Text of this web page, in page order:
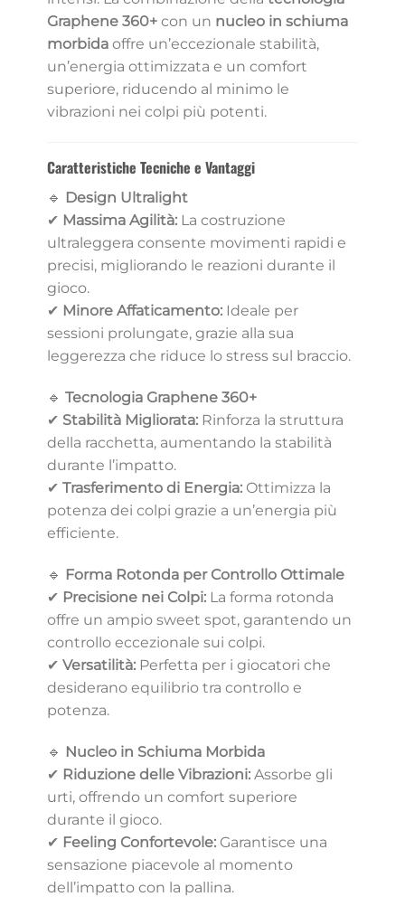
Graphene 360+con un nucleo in schiuma
morbidaoffre un’eccezionale stabilità,
un’energia ottimizzata e un comfort
superiore, riducendo al minimo le
vibrazioni nei colpi più potenti.
Caratteristiche Tecniche e Vantaggi
🔹 Design Ultralight
✔ Massima Agilità:La costruzione
ultraleggera consente movimenti rapidi e
precisi, migliorando le reazioni durante il
gioco.
✔ Minore Affaticamento:Ideale per
sessioni prolungate, grazie alla sua
leggerezza che riduce lo stress sul braccio.
🔹 Tecnologia Graphene 360+
✔ Stabilità Migliorata:Rinforza la struttura
della racchetta, aumentando la stabilità
durante l’impatto.
✔ Trasferimento di Energia:Ottimizza la
potenza dei colpi grazie a un’energia più
efficiente.
🔹 Forma Rotonda per Controllo Ottimale
✔ Precisione nei Colpi:La forma rotonda
offre un ampio sweet spot, garantendo un
controllo eccezionale sui colpi.
✔ Versatilità:Perfetta per i giocatori che
desiderano equilibrio tra controllo e
potenza.
🔹 Nucleo in Schiuma Morbida
✔ Riduzione delle Vibrazioni:Assorbe gli
urti, offrendo un comfort superiore
durante il gioco.
✔ Feeling Confortevole:Garantisce una
sensazione piacevole al momento
dell’impatto con la pallina.